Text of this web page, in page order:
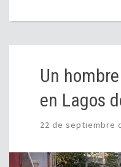
Un
en Lagos
22 de septiembre